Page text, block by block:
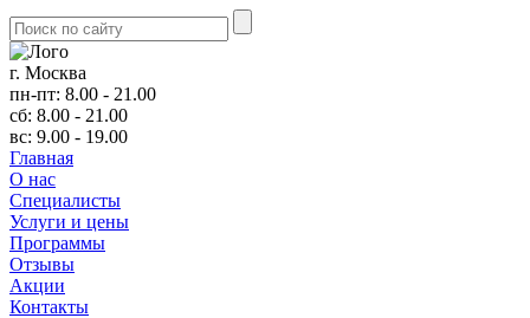
г. Москва
пн-пт: 8.00 - 21.00
сб: 8.00 - 21.00
вс: 9.00 - 19.00
Главная
О нас
Cпециалисты
Услуги и цены
Программы
Отзывы
Акции
Контакты